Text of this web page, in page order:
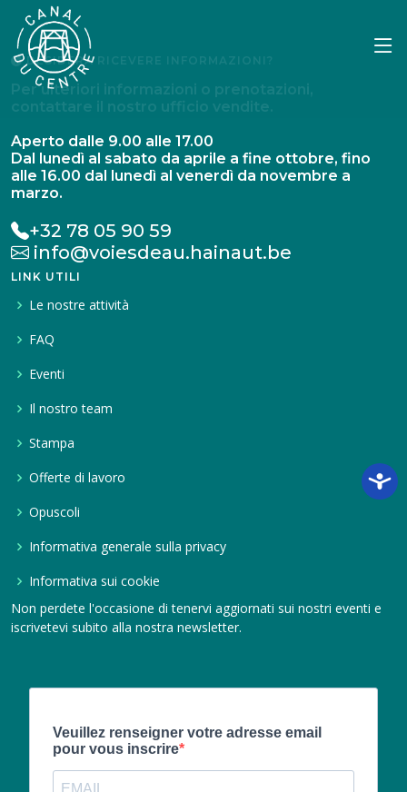
DESIDERA RICEVERE INFORMAZIONI?
Per ulteriori informazioni o prenotazioni,
contattare il nostro ufficio vendite.
Aperto dalle 9.00 alle 17.00
Dal lunedì al sabato da aprile a fine ottobre, fino
alle 16.00 dal lunedì al venerdì da novembre a
marzo.
+32 78 05 90 59
info@voiesdeau.hainaut.be
LINK UTILI
Le nostre attività
FAQ
Eventi
Il nostro team
Stampa
Offerte di lavoro
Opuscoli
Informativa generale sulla privacy
Informativa sui cookie
Non perdete l'occasione di tenervi aggiornati sui nostri eventi e
iscrivetevi subito alla nostra newsletter.